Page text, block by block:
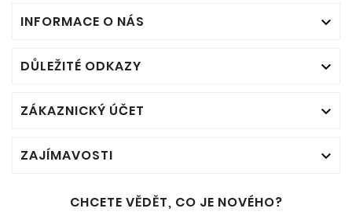
INFORMACE O NÁS 
DŮLEŽITÉ ODKAZY 
ZÁKAZNICKÝ ÚČET 
ZAJÍMAVOSTI 
CHCETE VĚDĚT, CO JE NOVÉHO?